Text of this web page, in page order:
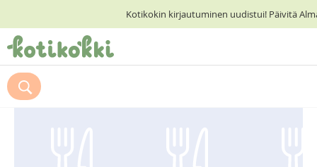
Kotikokin kirjautuminen uudistui! Päivitä
ETUSIVU
RESEPTIHAKU
Suosittelemme myös